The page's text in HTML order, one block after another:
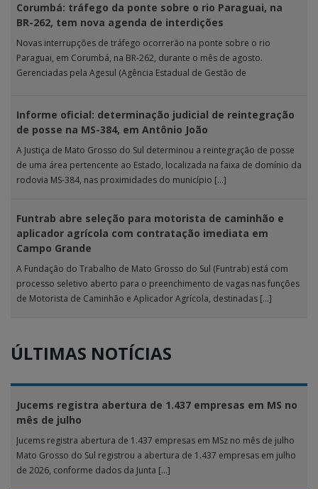
Corumbá: tráfego da ponte sobre o rio Paraguai, na
BR-262, tem nova agenda de interdições
Novas interrupções de tráfego ocorrerão na ponte sobre o rio
Paraguai, em Corumbá, na BR-262, durante o mês de agosto.
Gerenciadas pela Agesul (Agência Estadual de Gestão de
Informe oficial: determinação judicial de reintegração
de posse na MS-384, em Antônio João
A Justiça de Mato Grosso do Sul determinou a reintegração de posse
de uma área pertencente ao Estado, localizada na faixa de domínio da
rodovia MS-384, nas proximidades do município […]
Funtrab abre seleção para motorista de caminhão e
aplicador agrícola com contratação imediata em
Campo Grande
A Fundação do Trabalho de Mato Grosso do Sul (Funtrab) está com
processo seletivo aberto para o preenchimento de vagas nas funções
de Motorista de Caminhão e Aplicador Agrícola, destinadas […]
ÚLTIMAS NOTÍCIAS
Jucems registra abertura de 1.437 empresas em MS no
mês de julho
Jucems registra abertura de 1.437 empresas em MSz no mês de julho
Mato Grosso do Sul registrou a abertura de 1.437 empresas em julho
de 2026, conforme dados da Junta […]